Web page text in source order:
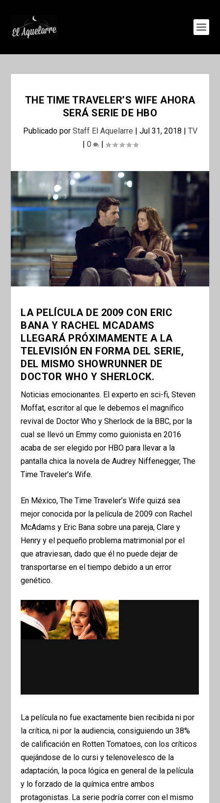
THE TIME TRAVELER’S WIFE AHORA
SERÁ SERIE DE HBO
Publicado por Staff El Aquelarre | Jul 31, 2018 | TV
| 0 |
LA PELÍCULA DE 2009 CON ERIC
BANA Y RACHEL MCADAMS
LLEGARÁ PRÓXIMAMENTE A LA
TELEVISIÓN EN FORMA DEL SERIE,
DEL MISMO SHOWRUNNER DE
DOCTOR WHO Y SHERLOCK.
Noticias emocionantes. El experto en sci-fi, Steven
Moffat, escritor al que le debemos el magnífico
revival de Doctor Who y Sherlock de la BBC, por la
cual se llevó un Emmy como guionista en 2016
acaba de ser elegido por HBO para llevar a la
pantalla chica la novela de Audrey Niffenegger, The
Time Traveler’s Wife.
En México, The Time Traveler’s Wife quizá sea
mejor conocida por la película de 2009 con Rachel
McAdams y Eric Bana sobre una pareja, Clare y
Henry y el pequeño problema matrimonial por el
que atraviesan, dado que él no puede dejar de
transportarse en el tiempo debido a un error
genético.
La película no fue exactamente bien recibida ni por
la crítica, ni por la audiencia, consiguiendo un 38%
de calificación en Rotten Tomatoes, con los críticos
quejándose de lo cursi y telenovelesco de la
adaptación, la poca lógica en general de la película
y lo forzado de la química entre ambos
protagonistas. La serie podría correr con el mismo